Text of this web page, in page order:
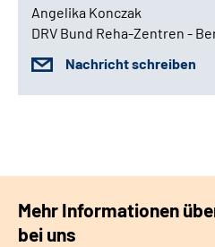
Angelika Konczak
DRV Bund Reha-Zentren -
Nachricht schreiben
Mehr Informationen
bei uns